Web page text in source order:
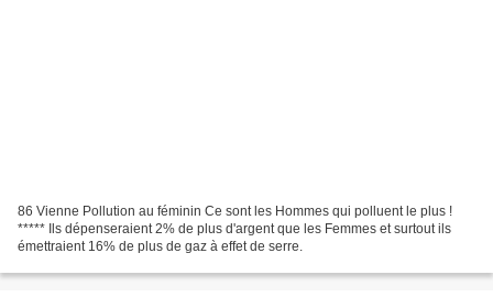
86 Vienne Pollution au féminin Ce sont les Hommes qui polluent le plus !
***** Ils dépenseraient 2% de plus d'argent que les Femmes et surtout ils
émettraient 16% de plus de gaz à effet de serre.